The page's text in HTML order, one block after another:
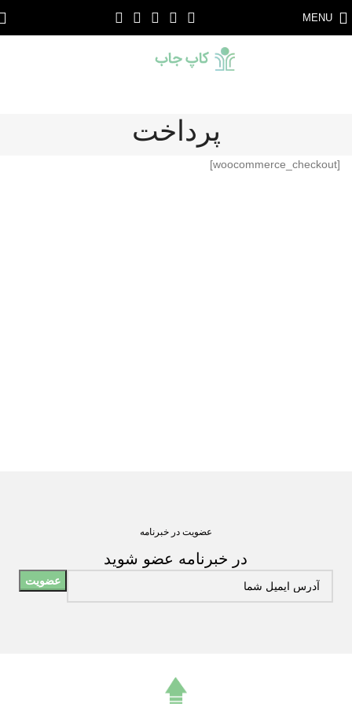
MENU
پرداخت
[woocommerce_checkout]
عضویت در خبرنامه
در خبرنامه عضو شوید